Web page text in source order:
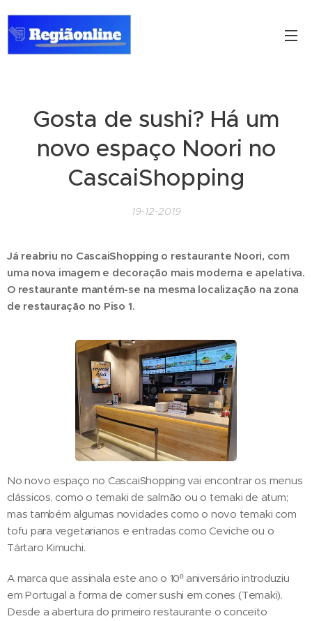
Gosta de sushi? Há um
novo espaço Noori no
CascaiShopping
19-12-2019
Já reabriu no CascaiShopping o restaurante Noori, com
uma nova imagem e decoração mais moderna e apelativa.
O restaurante mantém-se na mesma localização na zona
de restauração no Piso 1.
No novo espaço no CascaiShopping vai encontrar os menus
clássicos, como o temaki de salmão ou o temaki de atum;
mas também algumas novidades como o novo temaki com
tofu para vegetarianos e entradas como Ceviche ou o
Tártaro Kimuchi.
A marca que assinala este ano o 10º aniversário introduziu
em Portugal a forma de comer sushi em cones (Temaki).
Desde a abertura do primeiro restaurante o conceito